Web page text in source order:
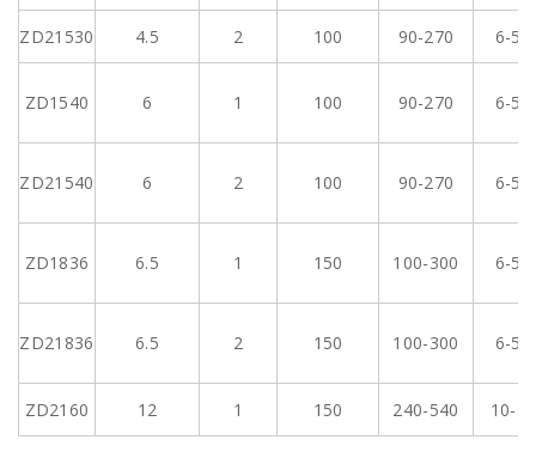
ZD21530 4.5 2 100 90-270 6-50
ZD1540 6 1 100 90-270 6-50
ZD21540 6 2 100 90-270 6-50
ZD1836 6.5 1 150 100-300 6-50
ZD21836 6.5 2 150 100-300 6-50
ZD2160 12 1 150 240-540 10-50